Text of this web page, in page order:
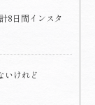
8日間インスタ
いけれど